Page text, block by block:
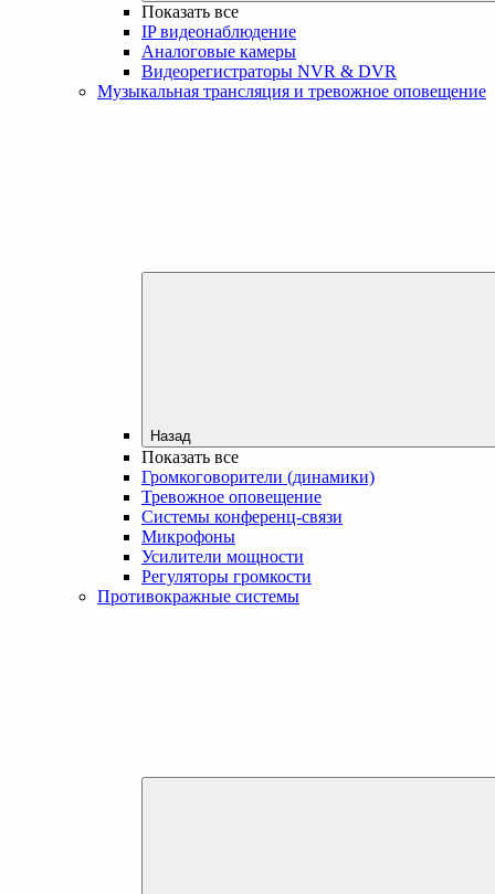
Показать все
IP видеонаблюдение
Аналоговые камеры
Видеорегистраторы NVR & DVR
Музыкальная трансляция и тревожное оповещение
Назад
Показать все
Громкоговорители (динамики)
Тревожное оповещение
Системы конференц-связи
Микрофоны
Усилители мощности
Регуляторы громкости
Противокражные системы